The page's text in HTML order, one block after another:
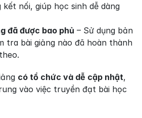
nối, giúp học sinh dễ dàng
đã được bao phủ – Sử dụng bản
tra bài giảng nào đã hoàn thành
có tổ chức và dễ cập nhật,
vào việc truyền đạt bài học